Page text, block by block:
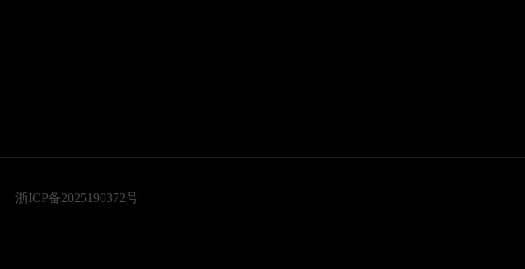
浙ICP备2025190372号